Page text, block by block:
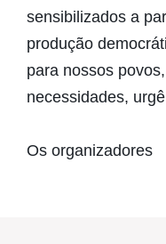
sensibilizados a
produção
para nossos
necessidades,
Os organizadores